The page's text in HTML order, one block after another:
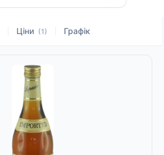
Ціни (1) Графік